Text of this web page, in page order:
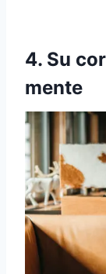
4. Su
mente